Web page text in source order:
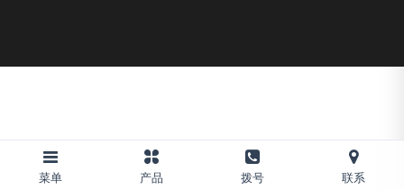
菜单 产品 拨号 联系